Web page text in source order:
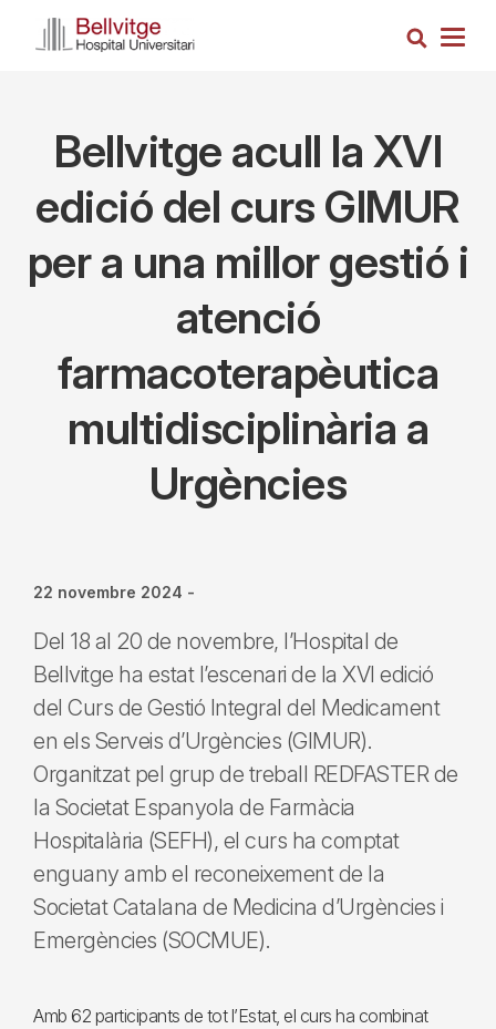
Cerca
Bellvitge acull la XVI
edició del curs GIMUR
per a una millor gestió i
atenció
farmacoterapèutica
multidisciplinària a
Urgències
22 novembre 2024 -
Del 18 al 20 de novembre, l’Hospital de
Bellvitge ha estat l’escenari de la XVI edició
del Curs de Gestió Integral del Medicament
en els Serveis d’Urgències (GIMUR).
Organitzat pel grup de treball REDFASTER de
la Societat Espanyola de Farmàcia
Hospitalària (SEFH), el curs ha comptat
enguany amb el reconeixement de la
Societat Catalana de Medicina d’Urgències i
Emergències (SOCMUE).
Amb 62 participants de tot l’Estat, el curs ha combinat